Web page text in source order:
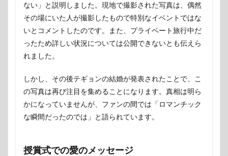
ない」と説明しました。現地で撮影された写真は、偶然
その場にいた人が撮影したもので特別なイベントではな
いとコメントしたのです。また、プライベート旅行中だ
ったため詳しい状況については公開できないとも伝えら
れました。
しかし、その後テギョンの結婚が発表されたことで、こ
の写真は再び注目を集めることになります。真相は明ら
かになっていませんが、ファンの間では「ロマンチック
な瞬間だったのでは」と語られています。
授賞式での愛のメッセージ